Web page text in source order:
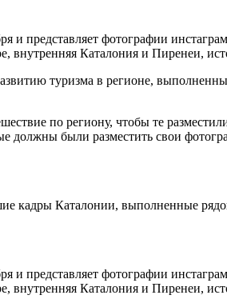
представляет фотографии
внутренняя Каталония и Пиренеи,
туризма в регионе,
по региону, чтобы те
должны были разместить свои
кадры Каталонии, выполненные
представляет фотографии
внутренняя Каталония и Пиренеи,